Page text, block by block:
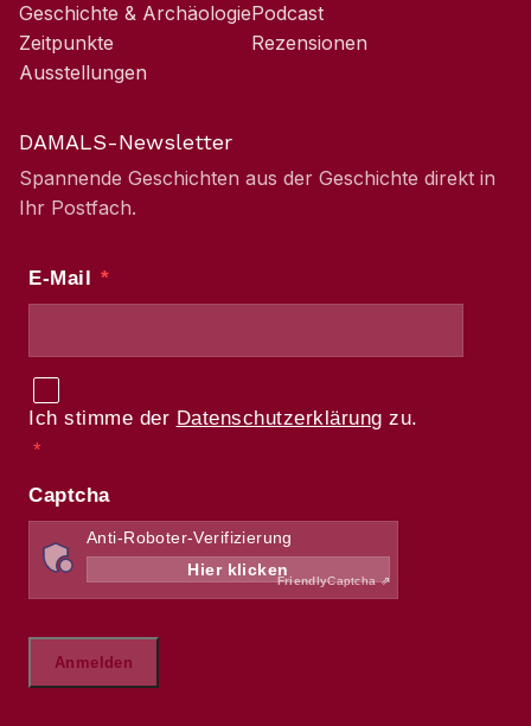
Geschichte & Archäologie
Zeitpunkte
Ausstellungen
Podcast
Rezensionen
DAMALS-Newsletter
Spannende Geschichten aus der Geschichte direkt in
Ihr Postfach.